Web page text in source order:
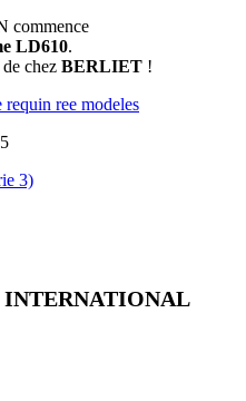
commence
LD610.
de chez BERLIET !
3)
INTERNATIONAL